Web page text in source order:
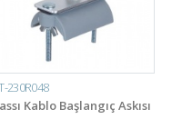
230R048
Kablo Başlangıç Askısı